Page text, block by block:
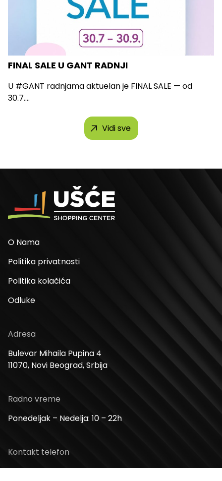
FINAL SALE U GANT RADNJI
U #GANT radnjama aktuelan je FINAL SALE — od
30.7....
Vidi sve
O Nama
Politika privatnosti
Politika kolačića
Odluke
Adresa
Bulevar Mihaila Pupina 4
11070, Novi Beograd, Srbija
Radno vreme
Ponedeljak – Nedelja: 10 – 22h
Kontakt telefon
+381 11 2854 580